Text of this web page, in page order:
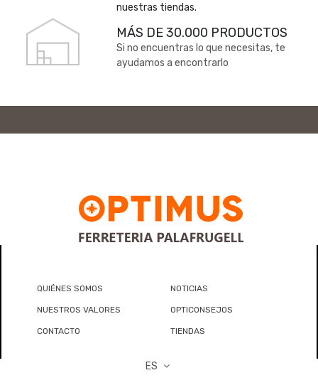
nuestras tiendas.
MÁS DE 30.000 PRODUCTOS
Si no encuentras lo que necesitas, te
ayudamos a encontrarlo
QUIÉNES SOMOS NOTICIAS
NUESTROS VALORES OPTICONSEJOS
CONTACTO TIENDAS
ES